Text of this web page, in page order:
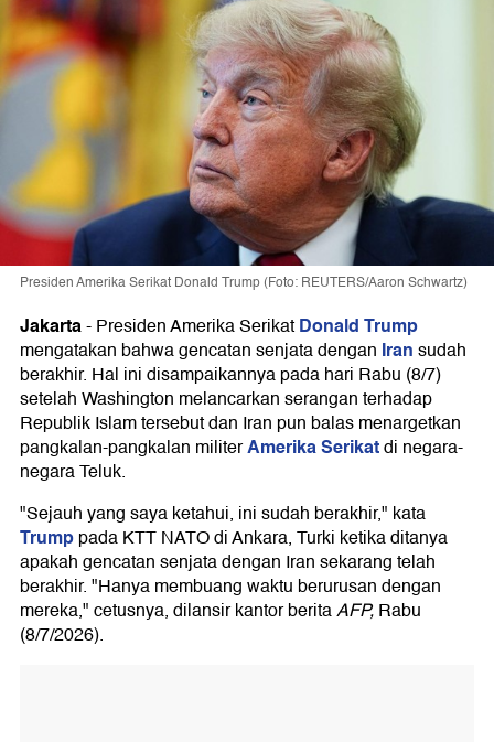
Presiden Amerika Serikat Donald Trump (Foto: REUTERS/Aaron Schwartz)
Jakarta-Presiden Amerika SerikatDonald Trump
mengatakan bahwa gencatan senjata dengan Iransudah
berakhir. Hal ini disampaikannya pada hari Rabu (8/7)
setelah Washington melancarkan serangan terhadap
Republik Islam tersebut dan Iran pun balas menargetkan
pangkalan-pangkalan militerAmerika Serikatdi negara-
negara Teluk.
"Sejauh yang saya ketahui, ini sudah berakhir," kata
Trumppada KTT NATO di Ankara, Turki ketika ditanya
apakah gencatan senjata dengan Iran sekarang telah
berakhir. "Hanya membuang waktu berurusan dengan
mereka," cetusnya, dilansir kantor beritaAFP,Rabu
(8/7/2026).